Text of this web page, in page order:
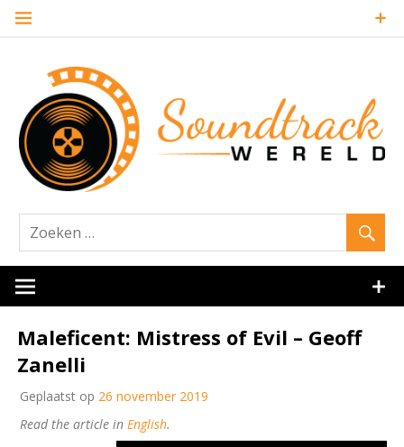
Naar
springen
Maleficent: Mistress of Evil – Geoff
Zanelli
Geplaatst op 26 november 2019
Read the article in English.